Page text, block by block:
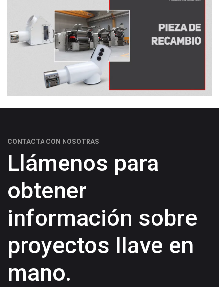
CONTACTA CON NOSOTRAS
Llámenos para
obtener
información sobre
proyectos llave en
mano.